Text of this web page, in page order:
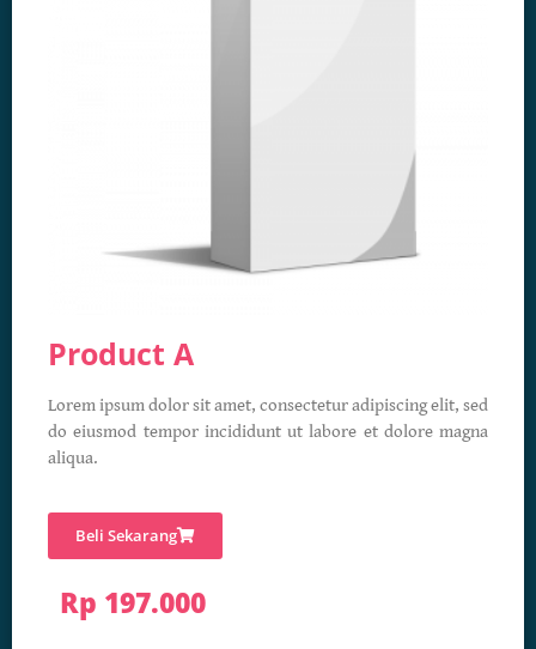
Product A
Lorem ipsum dolor sit amet, consectetur adipiscing elit, sed
do eiusmod tempor incididunt ut labore et dolore magna
aliqua.
Beli Sekarang
Rp 197.000